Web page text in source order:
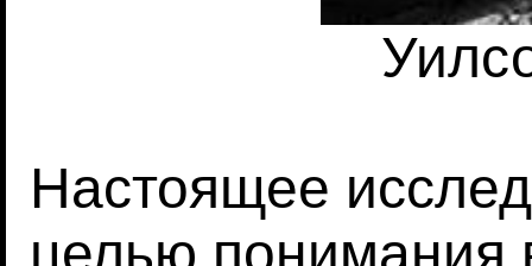
Настоящее
целью понимания